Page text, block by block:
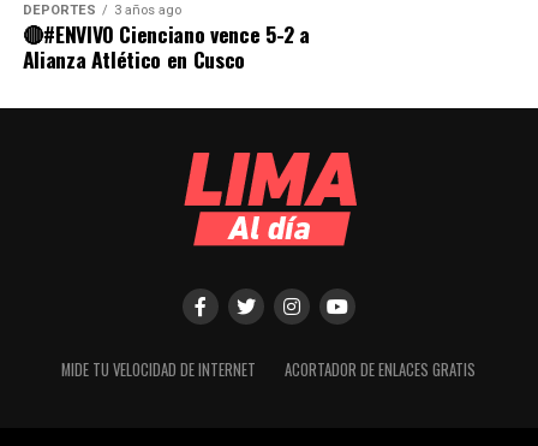
DEPORTES 3 años ago
🔴#ENVIVO Cienciano vence 5-2 a
Alianza Atlético en Cusco
MIDE TU VELOCIDAD DE INTERNET ACORTADOR DE ENLACES GRATIS